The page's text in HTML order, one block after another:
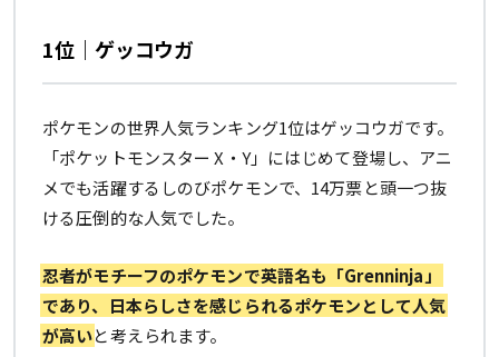
1位｜ゲッコウガ
ポケモンの世界人気ランキング1位はゲッコウガです。
「ポケットモンスター X・Y」にはじめて登場し、アニ
メでも活躍するしのびポケモンで、14万票と頭一つ抜
ける圧倒的な人気でした。
忍者がモチーフのポケモンで英語名も「Grenninja」
であり、日本らしさを感じられるポケモンとして人気
が高いと考えられます。